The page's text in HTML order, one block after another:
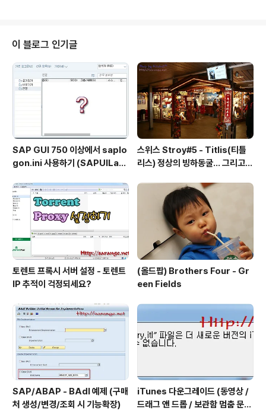
아닐지라도 다수의 산모들이 산후조리원 을 알아보고, 예
약을 합니다. 저 역시 예외는 아니었네요^^;;; 둘째를 낳으
면서 더욱 확실히 느낀 점들에 대한 것들을 정리해봅니다~
^^ 집사람이 산후조리원을 가고 싶어했기에, 전 싫지만 보
냈습니다. 집사람의 선택대로 해주고 싶었기 때문이지요.
이 블로그 인기글
SAP GUI 750 이상에서 saplo
gon.ini 사용하기 (SAPUILan
스위스 Stroy#5 - Titlis(티틀
리스) 정상의 빙하동굴... 그리고
토렌트 프록시 서버 설정 - 토렌트
IP 추적이 걱정되세요?
(올드팝) Brothers Four - Gr
een Fields
SAP/ABAP - BAdI 예제 (구매
처 생성/변경/조회 시 기능확장)
iTunes 다운그레이드 (동영상 /
드래그 앤 드롭 / 보관함 멈춤 문제